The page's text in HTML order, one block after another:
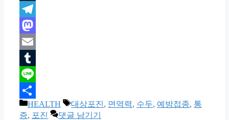
X
Telegram
Mastodon
Email
Tumblr
Line
Share
카
테
HEALTH
태
그
대상포진, 면역력, 수두, 예방접종, 통
증, 포진 댓글 남기기